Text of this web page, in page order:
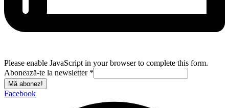
Please enable JavaScript in your browser to complete this form.
Abonează-te la newsletter *
Mă abonez!
Facebook